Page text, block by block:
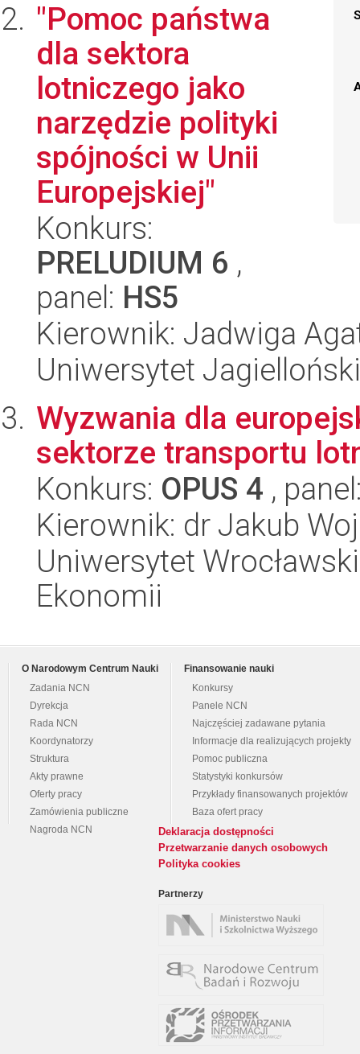
"Pomoc państwa
dla sektora
lotniczego jako
narzędzie polityki
spójności w Unii
Europejskiej"
Konkurs:
PRELUDIUM 6 ,
panel: HS5
Kierownik: Jadwiga
Uniwersytet
Wyzwania dla
sektorze transportu
Konkurs: OPUS 4 ,
Kierownik: dr Jakub
Uniwersytet
Ekonomii
O Narodowym Centrum Nauki
Zadania NCN
Dyrekcja
Rada NCN
Koordynatorzy
Struktura
Akty prawne
Oferty pracy
Zamówienia publiczne
Nagroda NCN
Finansowanie nauki
Konkursy
Panele NCN
Najczęściej zadawane pytania
Informacje dla realizujących projekty
Pomoc publiczna
Statystyki konkursów
Przykłady finansowanych projektów
Baza ofert pracy
Deklaracja dostępności
Przetwarzanie danych osobowych
Polityka cookies
Partnerzy